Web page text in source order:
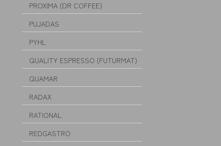
PROXIMA (DR COFFEE)
PUJADAS
PYHL
QUALITY ESPRESSO (FUTURMAT)
QUAMAR
RADAX
RATIONAL
REDGASTRO